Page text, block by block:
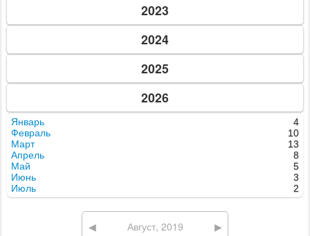
2023
2024
2025
2026
Январь
4
Февраль
10
Март
13
Апрель
8
Май
5
Июнь
3
Июль
2
◀ Август, 2019
▶